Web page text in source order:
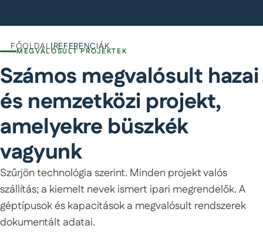
FŐOLDAL|REFERENCIÁK
MEGVALÓSULT PROJEKTEK
Számos megvalósult hazai
és nemzetközi projekt,
amelyekre büszkék
vagyunk
Szűrjön technológia szerint. Minden projekt valós
szállítás; a kiemelt nevek ismert ipari megrendelők. A
géptípusok és kapacitások a megvalósult rendszerek
dokumentált adatai.